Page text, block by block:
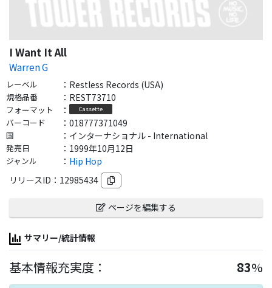
I Want It All
Warren G
レーベル ： Restless Records (USA)
規格品番 ： REST73710
フォーマット ： Cassette
バーコード ： 018777371049
国 ： インターナショナル - International
発売日 ： 1999年10月12日
ジャンル ： Hip Hop
リリースID： 12985434
ページを編集する
サマリー/統計情報
基本情報充実度： 83%